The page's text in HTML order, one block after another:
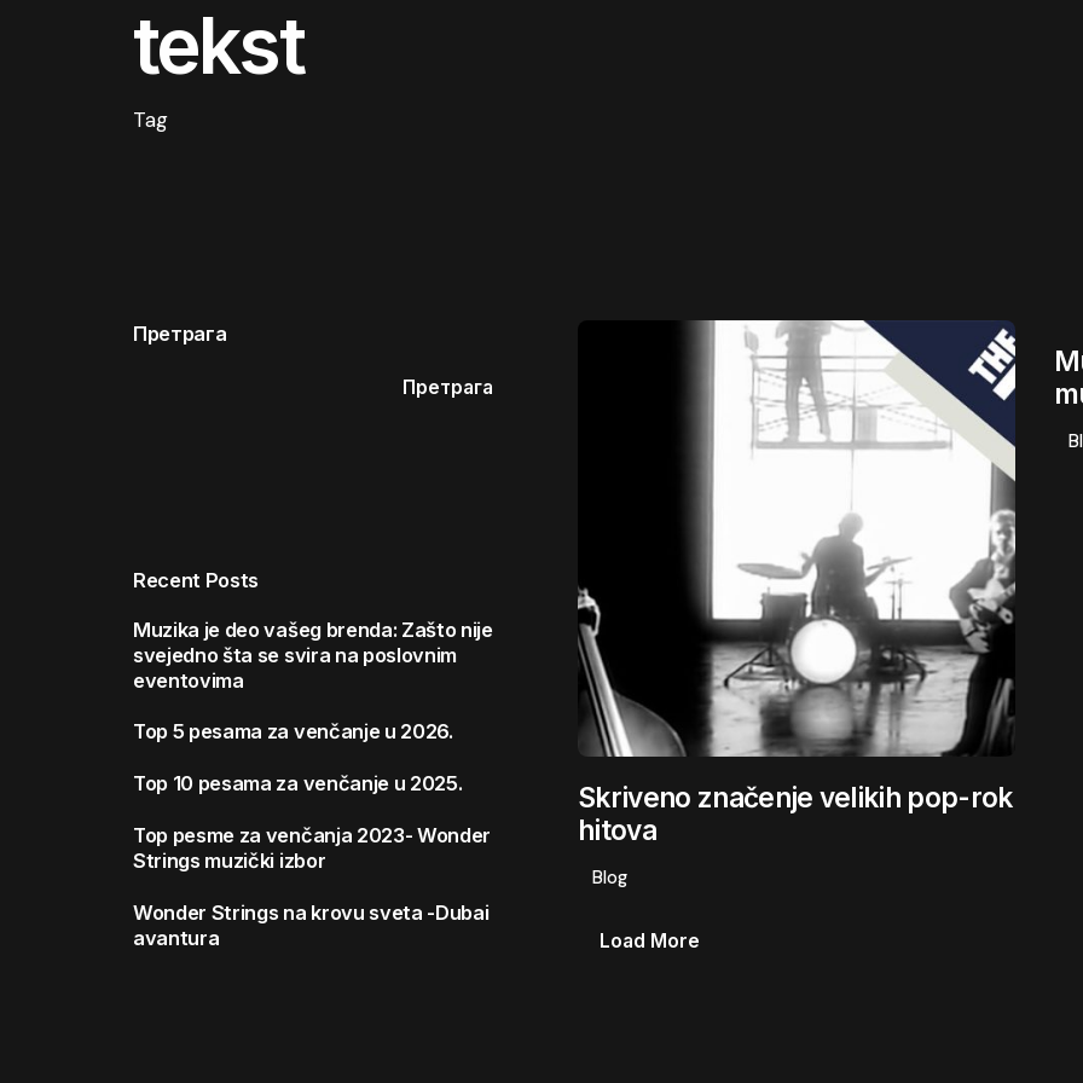
tekst
Tag
Претрага
Претрага
Recent Posts
Muzika je deo vašeg brenda: Zašto nije
svejedno šta se svira na poslovnim
eventovima
Top 5 pesama za venčanje u 2026.
Top 10 pesama za venčanje u 2025.
Top pesme za venčanja 2023- Wonder
Strings muzički izbor
Wonder Strings na krovu sveta -Dubai
avantura
Skriveno značenje velikih pop-rok
hitova
Blog
Load More